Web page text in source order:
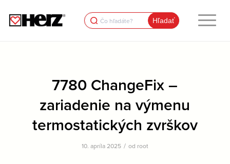
Search
for:
7780 ChangeFix –
zariadenie na výmenu
termostatických zvrškov
10. apríla 2025 / od root